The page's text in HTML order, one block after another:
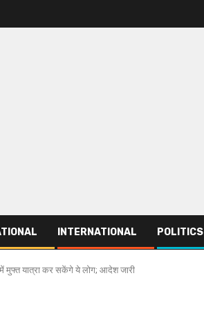
INTERNATIONAL POLITICS
मुफ्त यात्रा कर सकेंगे ये लोग; आदेश जारी